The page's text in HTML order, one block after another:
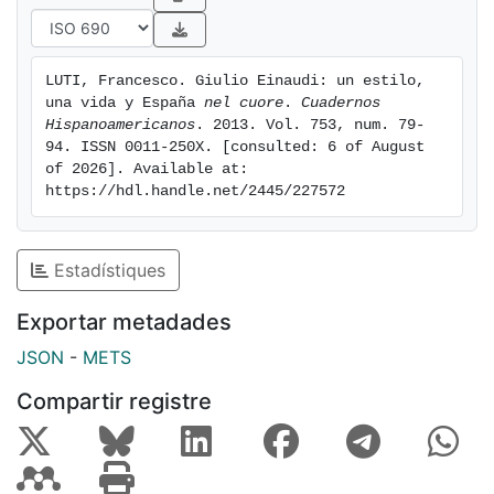
període.
LUTI, Francesco. Giulio Einaudi: un estilo,
una vida y España nel cuore . Cuadernos
Hispanoamericanos . 2013. Vol. 753, num. 79-
94. ISSN 0011-250X. [consulted: 6 of August
of 2026]. Available at:
https://hdl.handle.net/2445/227572
Estadístiques
Exportar metadades
JSON - METS
Compartir registre